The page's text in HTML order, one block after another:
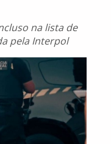
na lista de
pela Interpol